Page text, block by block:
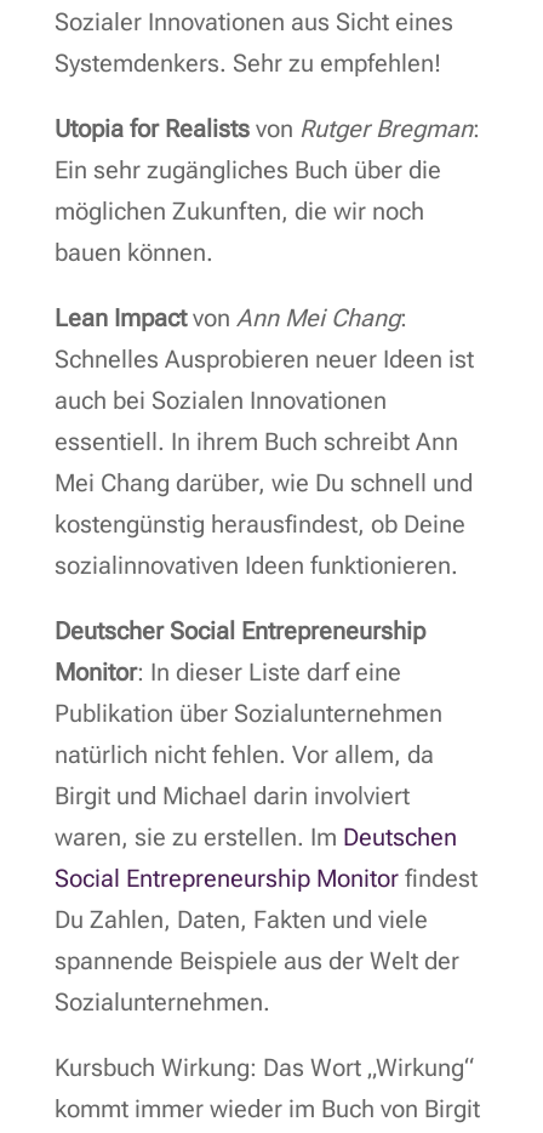
Sozialer Innovationen aus Sicht eines
Systemdenkers. Sehr zu empfehlen!
Utopia for Realistsvon Rutger Bregman:
Ein sehr zugängliches Buch über die
möglichen Zukunften, die wir noch
bauen können.
Lean Impactvon Ann Mei Chang:
Schnelles Ausprobieren neuer Ideen ist
auch bei Sozialen Innovationen
essentiell. In ihrem Buch schreibt Ann
Mei Chang darüber, wie Du schnell und
kostengünstig herausfindest, ob Deine
sozialinnovativen Ideen funktionieren.
Deutscher Social Entrepreneurship
Monitor: In dieser Liste darf eine
Publikation über Sozialunternehmen
natürlich nicht fehlen. Vor allem, da
Birgit und Michael darin involviert
waren, sie zu erstellen. Im Deutschen
Social Entrepreneurship Monitorfindest
Du Zahlen, Daten, Fakten und viele
spannende Beispiele aus der Welt der
Sozialunternehmen.
Kursbuch Wirkung: Das Wort „Wirkung“
kommt immer wieder im Buch von Birgit